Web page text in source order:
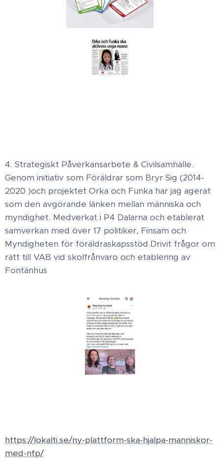
4. Strategiskt Påverkansarbete & Civilsamhälle ​.
Genom initiativ som Föräldrar som Bryr Sig (2014-
2020 )och projektet Orka och Funka har jag agerat
som den avgörande länken mellan människa och
myndighet. ​ Medverkat i P4 Dalarna och etablerat
samverkan med över 17 politiker, Finsam och
Myndigheten för föräldraskapsstöd. ​Drivit frågor om
rätt till VAB vid skolfrånvaro och etablering av
Fontänhus
https://lokalti.se/ny-plattform-ska-hjalpa-manniskor-
med-nfp/